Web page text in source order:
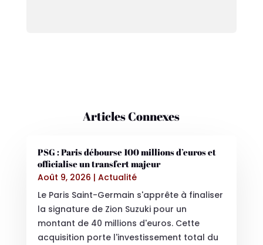
Articles Connexes
PSG : Paris débourse 100 millions d’euros et
officialise un transfert majeur
Août 9, 2026 | Actualité
Le Paris Saint-Germain s'apprête à finaliser
la signature de Zion Suzuki pour un
montant de 40 millions d'euros. Cette
acquisition porte l'investissement total du